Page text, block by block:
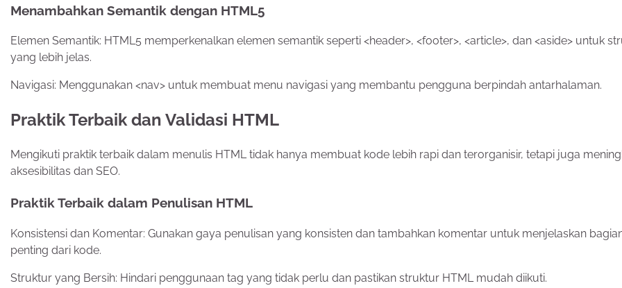
Menambahkan Semantik dengan HTML5
Elemen Semantik: HTML5 memperkenalkan elemen semantik seperti <header>, <footer>, <article>, dan <aside> untuk
yang lebih jelas.
Navigasi: Menggunakan <nav> untuk membuat menu navigasi yang membantu pengguna berpindah antarhalaman.
Praktik Terbaik dan Validasi HTML
Mengikuti praktik terbaik dalam menulis HTML tidak hanya membuat kode lebih rapi dan terorganisir, tetapi juga
aksesibilitas dan SEO.
Praktik Terbaik dalam Penulisan HTML
Konsistensi dan Komentar: Gunakan gaya penulisan yang konsisten dan tambahkan komentar untuk menjelaskan
penting dari kode.
Struktur yang Bersih: Hindari penggunaan tag yang tidak perlu dan pastikan struktur HTML mudah diikuti.